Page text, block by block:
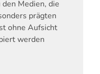
Medien, die
prägten
ohne Aufsicht
werden